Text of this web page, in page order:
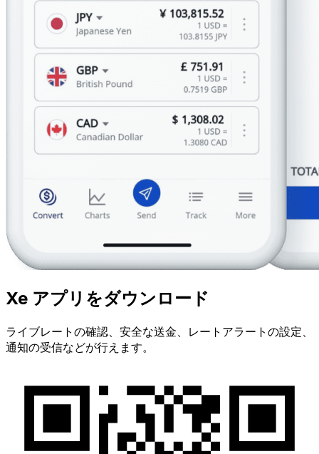
Xe アプリをダウンロード
ライブレートの確認、安全な送金、レートアラートの設定、
通知の受信などが行えます。